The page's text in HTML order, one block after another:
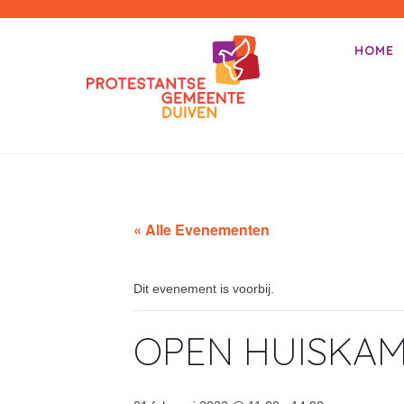
Primair
Spring
HOME
« Alle Evenementen
Dit evenement is voorbij.
OPEN